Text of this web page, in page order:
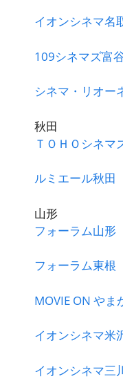
イオンシネマ名
109シネマズ富
シネマ・リオー
秋田
ＴＯＨＯシネマ
ルミエール秋田
山形
フォーラム山形
フォーラム東根
MOVIE ON やま
イオンシネマ米
イオンシネマ三